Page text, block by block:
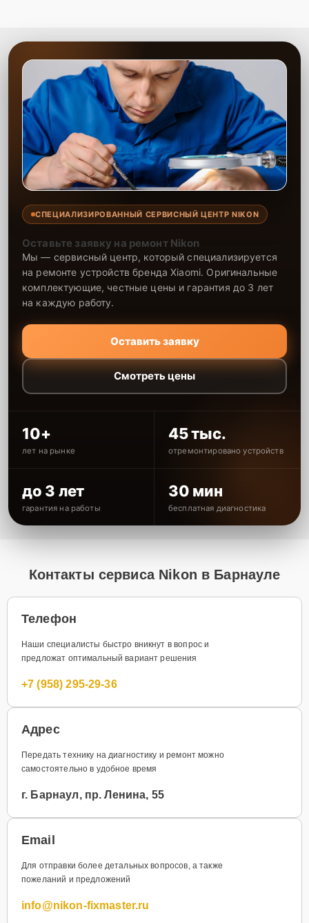
СПЕЦИАЛИЗИРОВАННЫЙ СЕРВИСНЫЙ ЦЕНТР NIKON
Оставьте заявку на ремонт Nikon
Мы — сервисный центр, который специализируется
на ремонте устройств бренда Xiaomi. Оригинальные
комплектующие, честные цены и гарантия до 3 лет
на каждую работу.
Оставить заявку
Смотреть цены
10+
лет на рынке
45 тыс.
отремонтировано устройств
до 3 лет
гарантия на работы
30 мин
бесплатная диагностика
Контакты сервиса Nikon в Барнауле
Телефон
Наши специалисты быстро вникнут в вопрос и
предложат оптимальный вариант решения
+7 (958) 295-29-36
Адрес
Передать технику на диагностику и ремонт можно
самостоятельно в удобное время
г. Барнаул, пр. Ленина, 55
Email
Для отправки более детальных вопросов, а также
пожеланий и предложений
info@nikon-fixmaster.ru